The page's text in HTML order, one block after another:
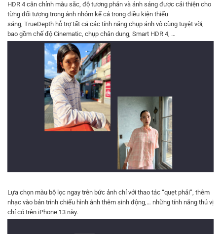
HDR 4 cân chỉnh màu sắc, độ tương phản và ánh sáng được cải thiện cho
từng đối tượng trong ảnh nhóm kể cả trong điều kiện thiếu
sáng, TrueDepth hỗ trợ tất cả các tính năng chụp ảnh vô cùng tuyệt vời,
bao gồm chế độ Cinematic, chụp chân dung, Smart HDR 4, …
Lựa chọn màu bộ lọc ngay trên bức ảnh chỉ với thao tác “quẹt phải”, thêm
nhạc vào bản trình chiếu hình ảnh thêm sinh động,… những tính năng thú vị
chỉ có trên iPhone 13 này.